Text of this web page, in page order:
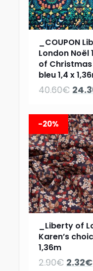
_COUPON
London Noël
of
bleu 1,4 x
40.60€ Le
-20%
_Liberty of
Karen’s
1,36m
2.90€ Le
2.32€